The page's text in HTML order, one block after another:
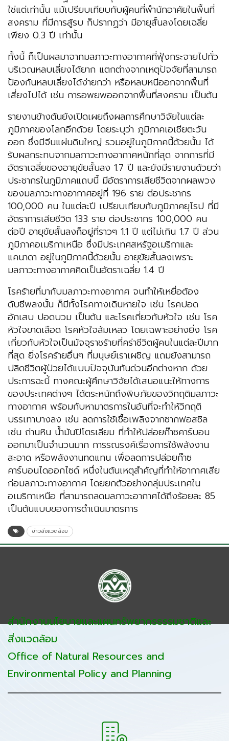
ใช่แต่เท่านั้น แม้เปรียบเทียบกับผู้คนที่พำนักอาศัยในพื้นที่
สงคราม ที่มีการสู้รบ ก็ปรากฏว่า มีอายุสั้นลงโดยเฉลี่ย
เพียง 0.3 ปี เท่านั้น
ทั้งนี้ ก็เป็นผลมาจากมลภาวะทางอากาศที่ฟุ้งกระจายไปทั่ว
บริเวณหลบเลี่ยงได้ยาก แตกต่างจากเหตุปัจจัยที่สามารถ
ป้องกันหลบเลี่ยงได้ง่ายกว่า หรือหลบหนีออกจากพื้นที่
เสี่ยงไปได้ เช่น การอพยพออกจากพื้นที่สงคราม เป็นต้น
รายงานข้างต้นยังเปิดเผยถึงผลการศึกษาวิจัยในแต่ละ
ภูมิภาคของโลกอีกด้วย โดยระบุว่า ภูมิภาคเอเชียตะวัน
ออก ซึ่งมีจีนแผ่นดินใหญ่ รวมอยู่ในภูมิภาคนี้ด้วยนั้น ได้
รับผลกระทบจากมลภาวะทางอากาศหนักที่สุด จากการที่มี
อัตราเฉลี่ยของอายุขัยสั้นลง 1.7 ปี และยังมีรายงานด้วยว่า
ประชากรในภูมิภาคแถบนี้ มีอัตราการเสียชีวิตจากผลพวง
ของมลภาวะทางอากาศอยู่ที่ 196 ราย ต่อประชากร
100,000 คน ในแต่ละปี เปรียบเทียบกับภูมิภาคยุโรป ที่มี
อัตราการเสียชีวิต 133 ราย ต่อประชากร 100,000 คน
ต่อปี อายุขัยสั้นลงก็อยู่ที่ราวๆ 1.1 ปี แต่ไม่เกิน 1.7 ปี ส่วน
ภูมิภาคอเมริกาเหนือ ซึ่งมีประเทศสหรัฐอเมริกาและ
แคนาดา อยู่ในภูมิภาคนี้ด้วยนั้น อายุขัยสั้นลงเพราะ
มลภาวะทางอากาศคิดเป็นอัตราเฉลี่ย 1.4 ปี
โรคร้ายที่มากับมลภาวะทางอากาศ จนทำให้เหยื่อต้อง
ดับชีพลงนั้น ก็มีทั้งโรคทางเดินหายใจ เช่น โรคปอด
อักเสบ ปอดบวม เป็นต้น และโรคเกี่ยวกับหัวใจ เช่น โรค
หัวใจขาดเลือด โรคหัวใจล้มเหลว โดยเฉพาะอย่างยิ่ง โรค
เกี่ยวกับหัวใจเป็นมัจจุราชร้ายที่คร่าชีวิตผู้คนในแต่ละปีมาก
ที่สุด ยิ่งโรคร้ายอื่นๆ ที่มนุษย์เราเผชิญ แถมยังสามารถ
ปลิดชีวิตผู้ป่วยได้แบบปัจจุบันทันด่วนอีกต่างหาก ด้วย
ประการฉะนี้ ทางคณะผู้ศึกษาวิจัยได้เสนอแนะให้ทางการ
ของประเทศต่างๆ ได้ตระหนักถึงพิษภัยของวิกฤติมลภาวะ
ทางอากาศ พร้อมกับหามาตรการในอันที่จะทำให้วิกฤติ
บรรเทาบางลง เช่น ลดการใช้เชื้อเพลิงจากซากฟอสซิล
เช่น ถ่านหิน น้ำมันปิโตรเลียม ที่ทำให้ปล่อยก๊าซคาร์บอน
ออกมาเป็นจำนวนมาก การรณรงค์เรื่องการใช้พลังงาน
สะอาด หรือพลังงานทดแทน เพื่อลดการปล่อยก๊าซ
คาร์บอนไดออกไซด์ หนึ่งในต้นเหตุสำคัญที่ทำให้อากาศเสีย
ก่อมลภาวะทางอากาศ โดยยกตัวอย่างกลุ่มประเทศใน
อเมริกาเหนือ ที่สามารถลดมลภาวะอากาศได้ถึงร้อยละ 85
เป็นต้นแบบของการดำเนินมาตรการ
ข่าวสิ่งแวดล้อม
สำนักงานนโยบายและแผนทรัพยากรธรรมชาติและ
สิ่งแวดล้อม
Office of Natural Resources and
Environmental Policy and Planning